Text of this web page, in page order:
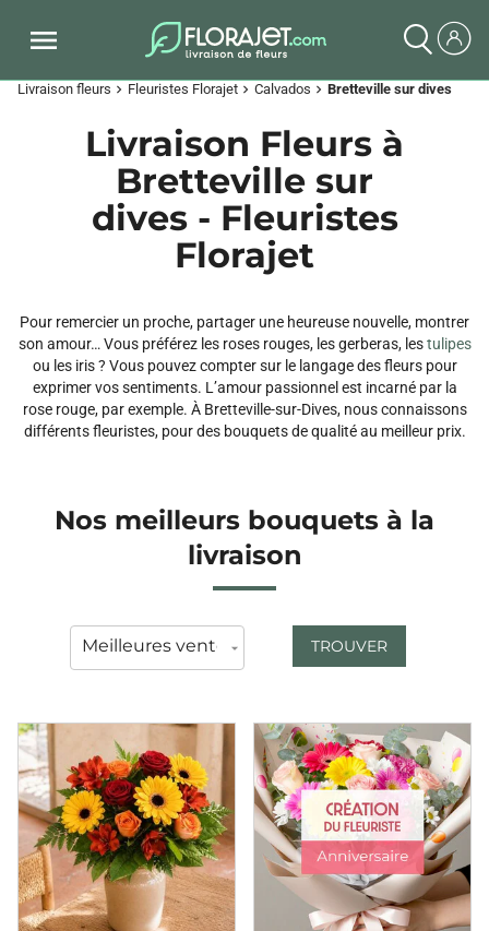
Livraison fleurs chevron_right Fleuristes Florajet chevron_right Calvados chevron_right Bretteville sur dives
Livraison Fleurs à
Bretteville sur
dives - Fleuristes
Florajet
Pour remercier un proche, partager une heureuse nouvelle, montrer
son amour… Vous préférez les roses rouges, les gerberas, lestulipes
ou les iris ? Vous pouvez compter sur le langage des fleurs pour
exprimer vos sentiments. L’amour passionnel est incarné par la
rose rouge, par exemple. À Bretteville-sur-Dives, nous connaissons
différents fleuristes, pour des bouquets de qualité au meilleur prix.
Nos meilleurs bouquets à la
livraison
TROUVER